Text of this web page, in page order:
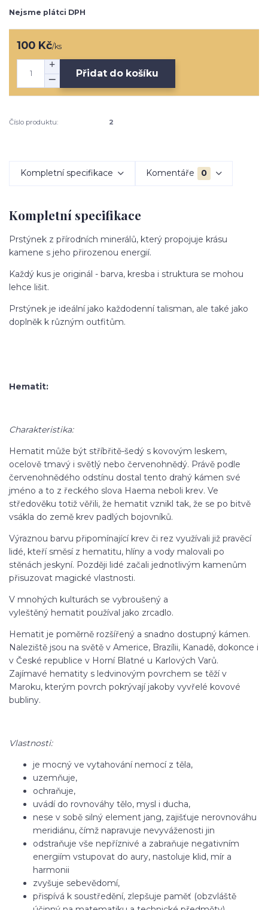
Nejsme plátci DPH
100 Kč/ks
Přidat do košíku
Číslo produktu: 2
Kompletní specifikace Komentáře 0
Kompletní specifikace
Prstýnek z přírodních minerálů, který propojuje krásu
kamene s jeho přirozenou energií.
Každý kus je originál - barva, kresba i struktura se mohou
lehce lišit.
Prstýnek je ideální jako každodenní talisman, ale také jako
doplněk k různým outfitům.
Hematit:
Charakteristika:
Hematit může být stříbřitě-šedý s kovovým leskem,
ocelově tmavý i světlý nebo červenohnědý. Právě podle
červenohnědého odstínu dostal tento drahý kámen své
jméno a to z řeckého slova Haema neboli krev. Ve
středověku totiž věřili, že hematit vznikl tak, že se po bitvě
vsákla do země krev padlých bojovníků.
Výraznou barvu připomínající krev či rez využívali již pravěcí
lidé, kteří směsí z hematitu, hlíny a vody malovali po
stěnách jeskyní. Později lidé začali jednotlivým kamenům
přisuzovat magické vlastnosti.
V mnohých kulturách se vybroušený a
vyleštěný hematit používal jako zrcadlo.
Hematit je poměrně rozšířený a snadno dostupný kámen.
Naleziště jsou na světě v Americe, Brazílii, Kanadě, dokonce i
v České republice v Horní Blatné u Karlových Varů.
Zajímavé hematity s ledvinovým povrchem se těží v
Maroku, kterým povrch pokrývají jakoby vyvřelé kovové
bubliny.
Vlastnosti:
je mocný ve vytahování nemocí z těla,
uzemňuje,
ochraňuje,
uvádí do rovnováhy tělo, mysl i ducha,
nese v sobě silný element jang, zajišťuje nerovnováhu
meridiánu, čímž napravuje nevyváženosti jin
odstraňuje vše nepříznivé a zabraňuje negativním
energiím vstupovat do aury, nastoluje klid, mír a
harmonii
zvyšuje sebevědomí,
přispívá k soustředění, zlepšuje paměť (obzvláště